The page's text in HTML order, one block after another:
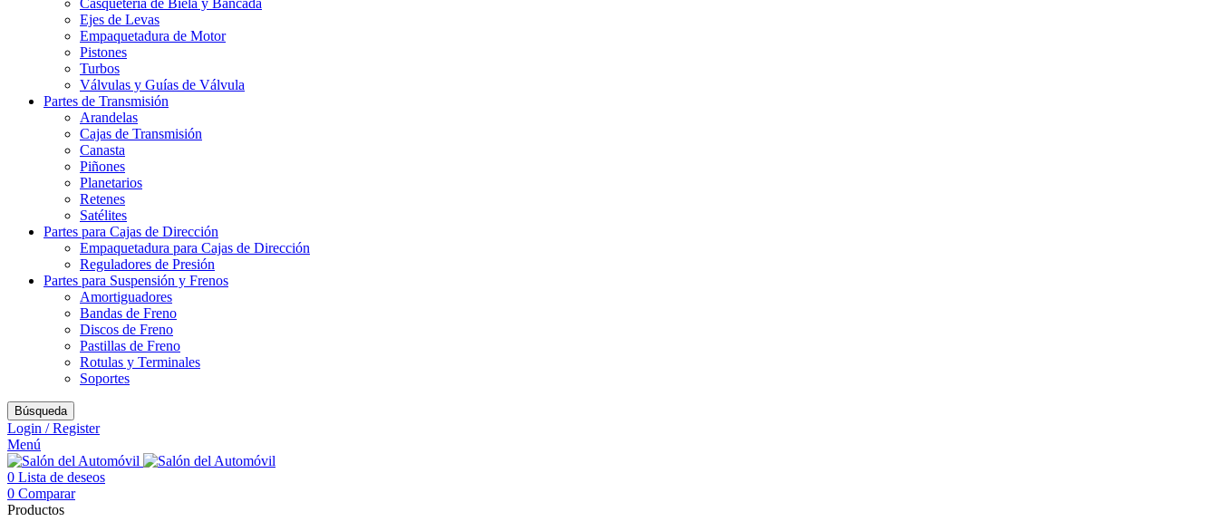
Casquetería de Biela y Bancada
Ejes de Levas
Empaquetadura de Motor
Pistones
Turbos
Válvulas y Guías de Válvula
Partes de Transmisión
Arandelas
Cajas de Transmisión
Canasta
Piñones
Planetarios
Retenes
Satélites
Partes para Cajas de Dirección
Empaquetadura para Cajas de Dirección
Reguladores de Presión
Partes para Suspensión y Frenos
Amortiguadores
Bandas de Freno
Discos de Freno
Pastillas de Freno
Rotulas y Terminales
Soportes
Búsqueda
Login / Register
Menú
0 Lista de deseos
0 Comparar
Productos